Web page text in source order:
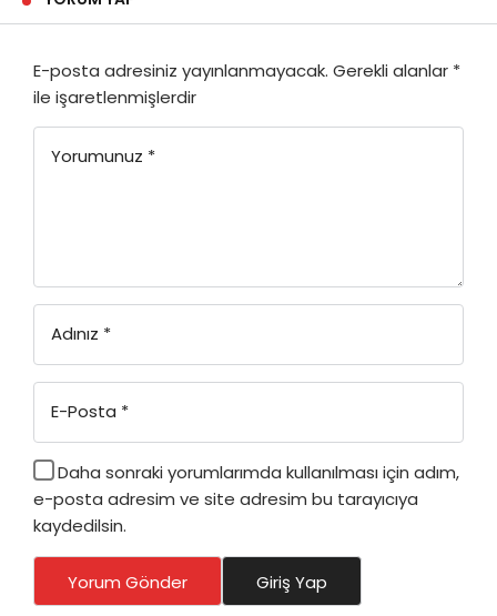
E-posta adresiniz yayınlanmayacak. Gerekli alanlar *
ile işaretlenmişlerdir
Yorumunuz *
Adınız *
E-Posta *
Daha sonraki yorumlarımda kullanılması için adım,
e-posta adresim ve site adresim bu tarayıcıya
kaydedilsin.
Yorum Gönder Giriş Yap